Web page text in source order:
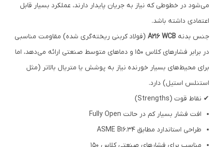
می‌شود در خطوطی که نیاز به جریان پایدار دارند، عملکرد بسیار قابل
اعتمادی داشته باشد.
جنس بدنه A216 WCB (فولاد کربنی ریخته‌گری شده) مقاومت مناسبی
در برابر فشارهای کلاس 150 و دماهای متوسط صنعتی ارائه می‌دهد، اما
برای محیط‌های بسیار خورنده نیاز به پوشش یا متریال بالاتر (مثل
استنلس استیل) دارد.
✔ نقاط قوت (Strengths)
افت فشار بسیار کم در حالت Fully Open
طراحی استاندارد مطابق ASME B16.34
مناسب برای فشارهای صنعتی کلاس 150